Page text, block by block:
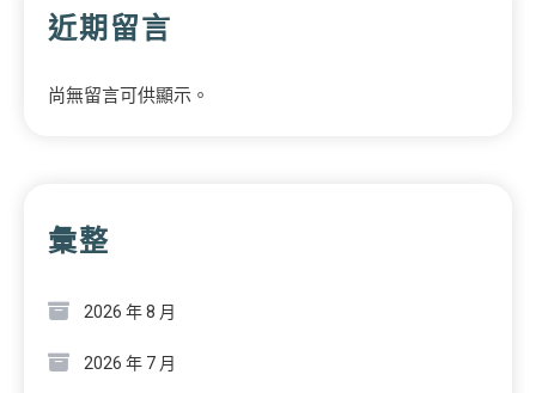
近期留言
尚無留言可供顯示。
彙整
2026 年 8 月
2026 年 7 月